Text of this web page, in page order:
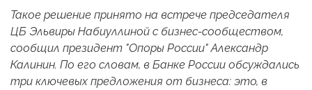
Такое решение принято на встрече председателя
ЦБ Эльвиры Набиуллиной с бизнес-сообществом,
сообщил президент "Опоры России" Александр
Калинин. По его словам, в Банке России обсуждались
три ключевых предложения от бизнеса: это, в